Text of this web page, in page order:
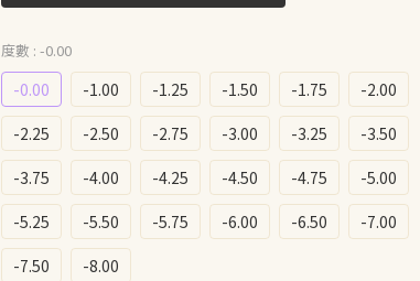
度數 : -0.00
-0.00 -1.00 -1.25 -1.50 -1.75
-2.00
-2.25
-2.50 -2.75 -3.00 -3.25
-3.50
-3.75
-4.00 -4.25 -4.50 -4.75
-5.00
-5.25
-5.50 -5.75 -6.00 -6.50
-7.00
-7.50
-8.00